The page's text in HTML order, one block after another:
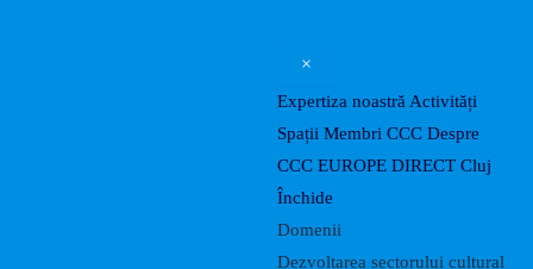
×
Expertiza noastră Activități
Spații Membri CCC Despre
CCC EUROPE DIRECT Cluj
Închide
Domenii
Dezvoltarea sectorului cultural